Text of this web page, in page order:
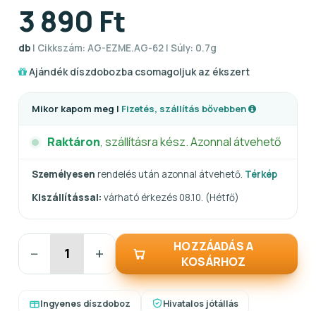
3 890 Ft
db | Cikkszám: AG-EZME.AG-62 | Súly: 0.7g
Ajándék díszdobozba csomagoljuk az ékszert
Mikor kapom meg | Fizetés, szállítás bővebben
Raktáron, szállításra kész. Azonnal átvehető
Személyesen rendelés után azonnal átvehető. Térkép
Kiszállítással: várható érkezés 08.10. (Hétfő)
− +
HOZZÁADÁS A
KOSÁRHOZ
Ingyenes díszdoboz Hivatalos jótállás